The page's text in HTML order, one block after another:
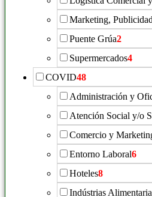
Marketing,
Puente Grúa2
Supermercados4
COVID48
Administración y
Atención Social y/o
Comercio y
Entorno Laboral6
Hoteles8
Indústrias